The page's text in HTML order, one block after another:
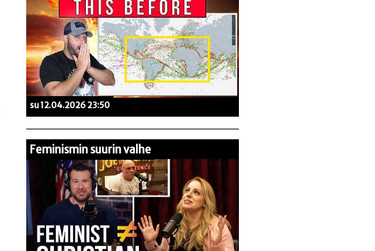
su 12.04.2026 23:50
Feminismin suurin valhe